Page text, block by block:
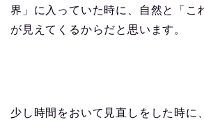
界」に入っていた時に、自然と「こ
が見えてくるからだと思います。
少し時間をおいて見直しをした時に